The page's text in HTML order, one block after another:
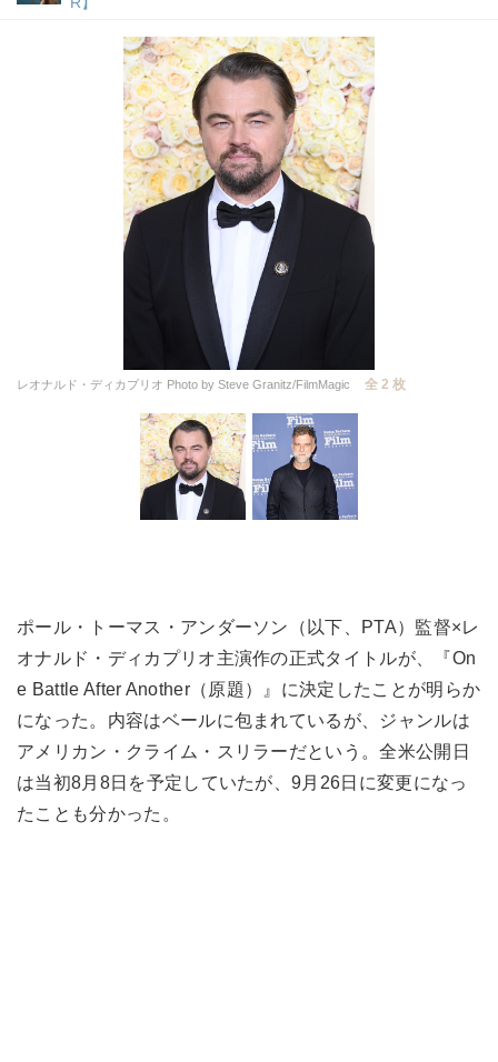
レオナルド・ディカプリオ Photo by Steve Granitz/FilmMagic 全 2 枚
ポール・トーマス・アンダーソン（以下、PTA）監督×レ
オナルド・ディカプリオ主演作の正式タイトルが、『On
e Battle After Another（原題）』に決定したことが明らか
になった。内容はベールに包まれているが、ジャンルは
アメリカン・クライム・スリラーだという。全米公開日
は当初8月8日を予定していたが、9月26日に変更になっ
たことも分かった。